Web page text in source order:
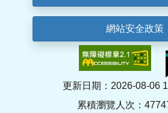
網站安全政策
更新日期：2026-08-06
累積瀏覽人次：